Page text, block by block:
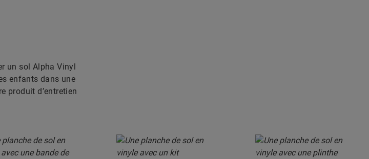
un sol Alpha Vinyl
enfants dans une
produit d’entretien